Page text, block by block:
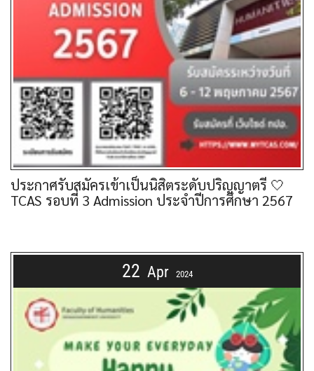
ประกาศรับสมัครเข้าเป็นนิสิตระดับปริญญาตรี 🤍
TCAS รอบที่ 3 Admission ประจำปีการศึกษา 2567
22 Apr 2024